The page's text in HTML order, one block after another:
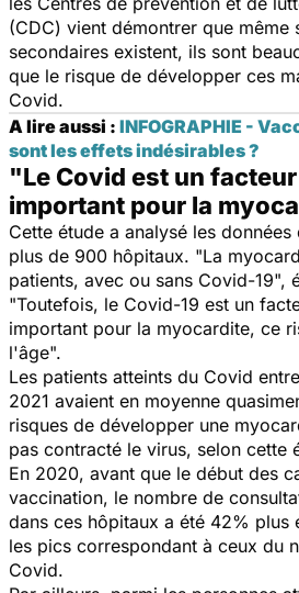
(CDC) vient démontrer que même
secondaires existent, ils sont
que le risque de développer ces
Covid.
A lire aussi : INFOGRAPHIE -
sont les effets indésirables ?
"Le Covid est un
important pour la
Cette étude a analysé les
plus de 900 hôpitaux. "La
patients, avec ou sans Covid-19",
"Toutefois, le Covid-19 est un
important pour la myocardite, ce
l'âge".
Les patients atteints du Covid
2021 avaient en moyenne
risques de développer une
pas contracté le virus, selon cette
En 2020, avant que le début des
vaccination, le nombre de
dans ces hôpitaux a été 42% plus
les pics correspondant à ceux du
Covid.